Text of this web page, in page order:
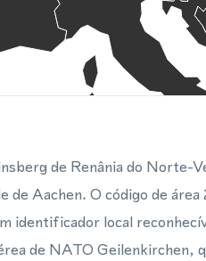
de Renânia do Norte-
de Aachen. O código de
identificador local
de NATO Geilenkirchen,